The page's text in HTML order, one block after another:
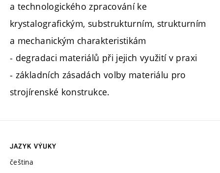
a technologického zpracování ke
krystalografickým, substrukturním, strukturním
a mechanickým charakteristikám
- degradaci materiálů při jejich využití v praxi
- základních zásadách volby materiálu pro
strojírenské konstrukce.
JAZYK VÝUKY
čeština